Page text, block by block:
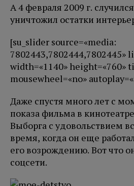
А 4 февраля 2009 г.
уничтожил остатки
[su_slider source=«media:
7802443,7802444,7802445»
width=«1140» height=«760»
mousewheel=«no»
Даже спустя много лет с
показа фильма в
Выборга с удовольствием
время, когда он еще
его возрождению. Вот что
соцсети.